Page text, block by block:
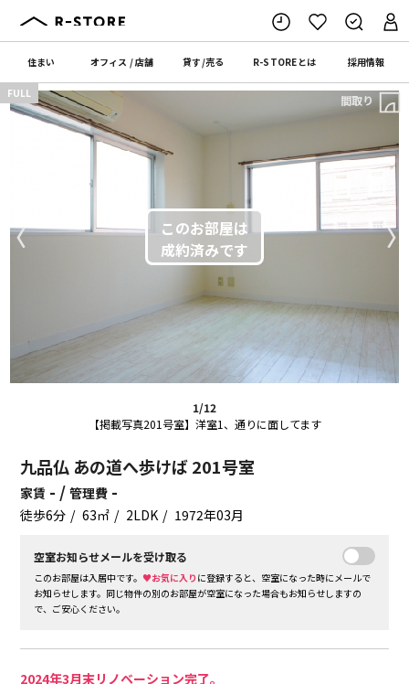
住まい オフィス /店舗 貸す/売る R-STOREとは 採用情報
1/12
【掲載写真201号室】洋室1、通りに面してます
〈 〉
FULL 間取り
九品仏 あの道へ歩けば 201号室
家賃 - /管理費 -
徒歩6分 63㎡ 2LDK 1972年03月
空室お知らせメールを受け取る
このお部屋は入居中です。♥お気に入り に登録すると、空室になった時にメールで
お知らせします。同じ物件の別のお部屋が空室になった場合もお知らせしますの
で、ご安心ください。
2024年3月末リノベーション完了。